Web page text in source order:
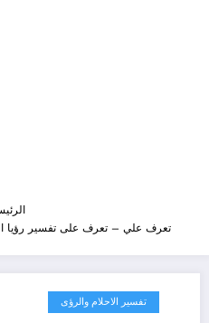
تعرف علي – تعرف على تفسير رؤيا
تفسير الاحلام والرؤى